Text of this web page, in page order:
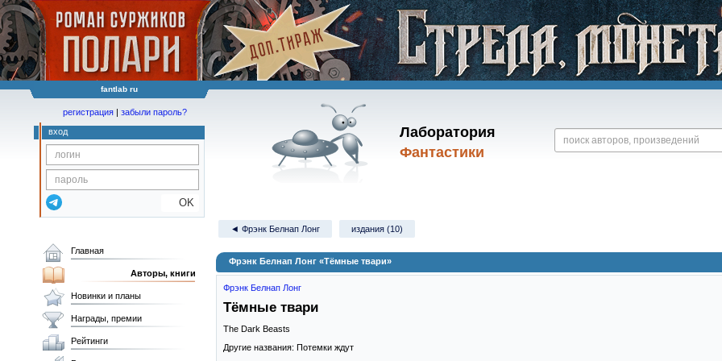
fantlab ru
Лаборатория
Фантастики
регистрация | забыли пароль?
вход
OK
◄ Фрэнк Белнап Лонг издания (10)
Фрэнк Белнап Лонг «Тёмные твари»
Фрэнк Белнап Лонг
Тёмные твари
The Dark Beasts
Другие названия: Потемки ждут
Главная
Авторы, книги
Новинки и планы
Награды, премии
Рейтинги